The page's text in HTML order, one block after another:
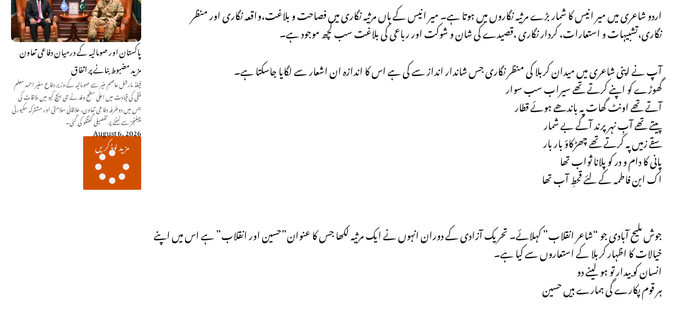
پاکستان اور صومالیہ کے درمیان دفاعی تعاون
مزید مضبوط بنانے پر اتفاق
فیلڈ مارشل عاصم منیر سے صومالیہ کے وزیر دفاع سفیر احمد معلم
فقی کی قیادت میں اعلیٰ سطح وفد نے جی ایچ کیو میں ملاقات کی
جس میں دوطرفہ دفاعی تعاون، علاقائی سلامتی اور مشترکہ سکیورٹی
چیلنجز سے نمٹنے پر تفصیلی گفتگو کی گئی۔
August 6, 2026
مزید لوڈ کریں
اردو شاعری میں میر انیس کا شمار بڑے مرثیہ نگاروں میں ہوتا ہے۔ میر انیس کے ہاں مرثیہ نگاری میں فصاحت و بلاغت،واقعہ نگاری اور منظر
نگاری،تشبیہات و استعارات، کردار نگاری ،قصیدے کی شان و شوکت اور رباعی کی بلاغت سب کچھ موجود ہے۔
آپ نے اپنی شاعری میں میدان کربلا کی منظر نگاری جس شاندار انداز سے کی ہے اس کا اندازہ ان اشعار سے لگایا جاسکتا ہے۔
گھوڑے کو اپنے کرتے تھے سیراب سب سوار
آتے تھے اونٹ گھات پہ باندھے ہوئے قطار
پیتے تھے آبِ نہر پرند آکے بے شمار
سقے زمیں پہ کرتے تھے چھڑکاؤ بار بار
پانی کا دام و در کو پلانا ثواب تھا
اک ابن فاطمہ کے لئے قحطِ آب تھا
جوش ملیح آبادی جو “شاعر انقلاب” کہلائے۔ تحریک آزادی کے دوران انہوں نے ایک مرثیہ لکھا جس کا عنوان”حسین اور انقلاب” ہے اس میں اپنے
خیالات کا اظہار کربلا کے استعاروں سے کیا ہے۔
انسان کو بیدار تو ہو لینے دو
ہر قوم پکارے گی ہمارے ہیں حسین